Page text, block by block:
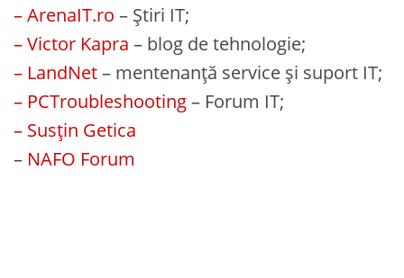
– ArenaIT.ro – Știri IT;
– Victor Kapra – blog de tehnologie;
– LandNet– mentenanță service și suport IT;
– PCTroubleshooting– Forum IT;
– Susțin Getica
– NAFO Forum